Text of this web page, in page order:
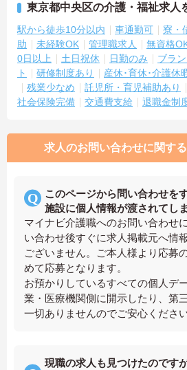
東京都中央区の介護・福祉求人
駅から徒歩10分以内 車通勤可 寮・
助
未経験OK 管理職求人 無資格
0日以上
土日祝休 日勤のみ ブラ
ト
研修制度あり 産休･育休･介護休
残業少なめ
託児所・育児補助あり
社会保険完備
交通費支給 退職金制
求人のお問い合わせに関す
このページから問い合わせを
施設に個人情報が渡されてし
マイナビ介護職へのお問い合わせ
い合わせ後すぐに求人掲載元へ情
ございません。ご本人様より応募
めて応募となります。
お預かりしているすべての個人デ
業・医療機関側に開示したり、第
一切ありませんのでご安心ください
現職の求人も見つけたのです